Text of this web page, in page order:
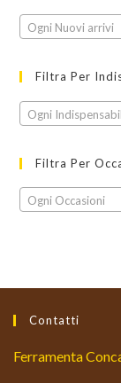
Ogni Nuovi arrivi
Filtra Per
Ogni
Filtra Per
Ogni Occasioni
Contatti
Ferramenta